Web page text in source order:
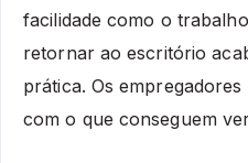
facilidade como o
retornar ao escritório
prática. Os
com o que conseguem